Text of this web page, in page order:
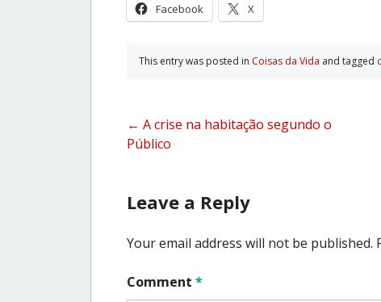
Facebook X
This entry was posted in Coisas da Vida and tagged
Post
navigation
← A crise na habitação segundo o
Público
Leave a Reply
Your email address will not be published.
Comment *